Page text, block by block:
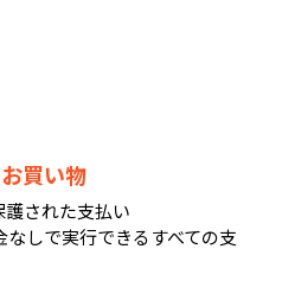
買い物
された支払い
なしで実行できるすべての支